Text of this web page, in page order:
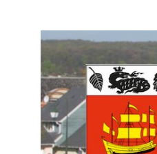
contenu